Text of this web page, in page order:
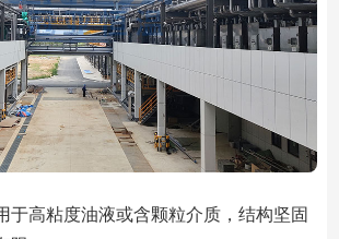
于高粘度油液或含颗粒介质，结构坚固